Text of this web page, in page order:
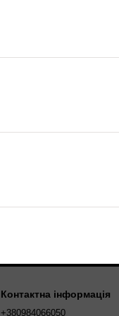
Контактна інформація
+380984066050